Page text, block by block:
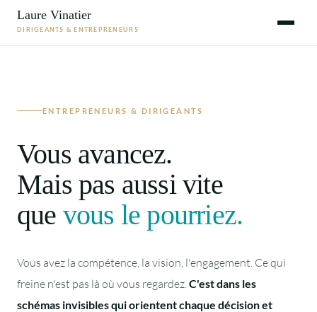
Laure Vinatier
DIRIGEANTS & ENTREPRENEURS
ENTREPRENEURS & DIRIGEANTS
Vous avancez.
Mais pas aussi vite
que vous le pourriez.
Vous avez la compétence, la vision, l'engagement. Ce qui
freine n'est pas là où vous regardez.C'est dans les
schémas invisibles qui orientent chaque décision et